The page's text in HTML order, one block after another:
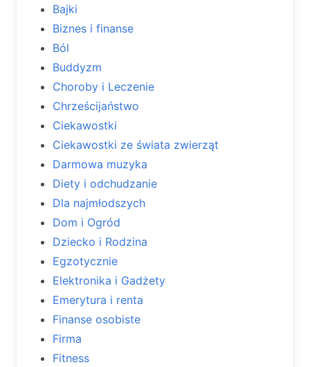
Bajki
Biznes i finanse
Ból
Buddyzm
Choroby i Leczenie
Chrześcijaństwo
Ciekawostki
Ciekawostki ze świata zwierząt
Darmowa muzyka
Diety i odchudzanie
Dla najmłodszych
Dom i Ogród
Dziecko i Rodzina
Egzotycznie
Elektronika i Gadżety
Emerytura i renta
Finanse osobiste
Firma
Fitness